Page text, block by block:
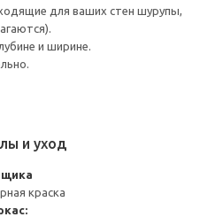
для ваших стен шурупы,
и ширине.
и уход
краска